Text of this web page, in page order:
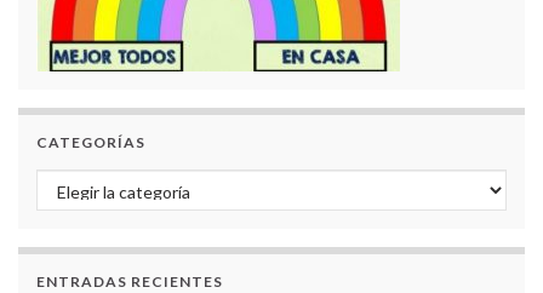
CATEGORÍAS
Categorías
ENTRADAS RECIENTES